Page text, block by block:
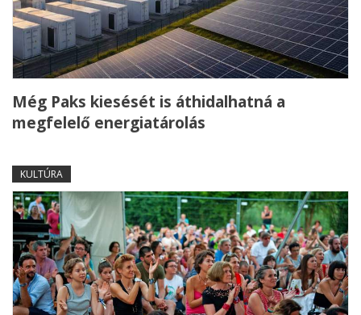
Még Paks kiesését is áthidalhatná a
megfelelő energiatárolás
KULTÚRA